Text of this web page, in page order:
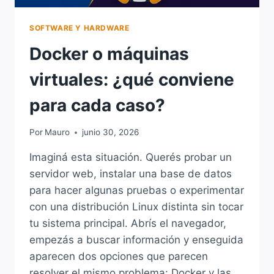
SOFTWARE Y HARDWARE
Docker o máquinas
virtuales: ¿qué conviene
para cada caso?
Por Mauro junio 30, 2026
Imaginá esta situación. Querés probar un
servidor web, instalar una base de datos
para hacer algunas pruebas o experimentar
con una distribución Linux distinta sin tocar
tu sistema principal. Abrís el navegador,
empezás a buscar información y enseguida
aparecen dos opciones que parecen